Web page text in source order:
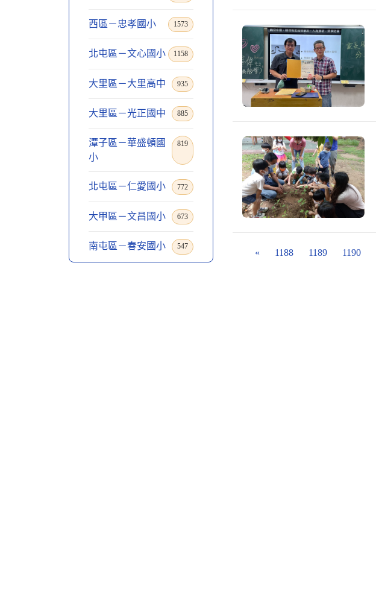
西區－忠孝國小 1573
北屯區－文心國小 1158
大里區－大里高中 935
大里區－光正國中 885
潭子區－華盛頓國
小
819
北屯區－仁愛國小 772
大甲區－文昌國小 673
南屯區－春安國小 547
« 1188 1189 1190